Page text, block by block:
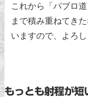
これから「パブロ
まで積み重ねてき
いますので、よろ
もっとも射程が短